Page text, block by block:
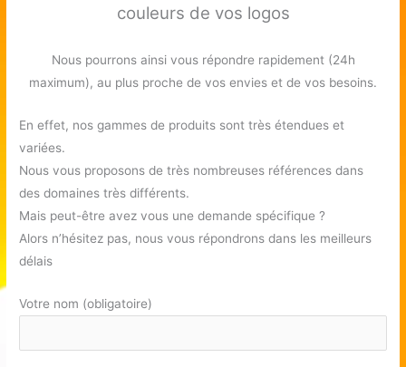
couleurs de vos logos
Nous pourrons ainsi vous répondre rapidement (24h
maximum), au plus proche de vos envies et de vos besoins.
En effet, nos gammes de produits sont très étendues et
variées.
Nous vous proposons de très nombreuses références dans
des domaines très différents.
Mais peut-être avez vous une demande spécifique ?
Alors n’hésitez pas, nous vous répondrons dans les meilleurs
délais
Votre nom (obligatoire)